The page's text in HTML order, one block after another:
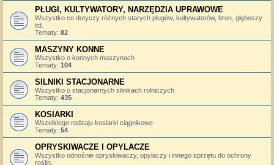
PŁUGI, KULTYWATORY, NARZĘDZIA UPRAWOWE
Wszystko co dotyczy różnych starych pługów, kultywatorów, bron, głęboszy
itd.
Tematy: 82
MASZYNY KONNE
Wszystko o konnych maszynach
Tematy: 104
SILNIKI STACJONARNE
Wszystko o stacjonarnych silnikach rolniczych
Tematy: 435
KOSIARKI
Wszelkiego rodzaju kosiarki ciągnikowe
Tematy: 54
OPRYSKIWACZE I OPYLACZE
Wszystko odnośnie opryskiwaczy, opylaczy i innego sprzętu do ochrony
roślin.